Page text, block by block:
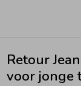
Leggings
Retour
voor jonge